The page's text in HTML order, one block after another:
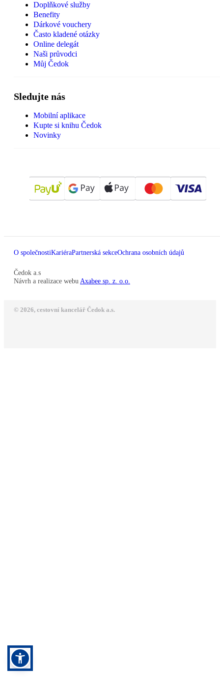
Doplňkové služby
Benefity
Dárkové vouchery
Často kladené otázky
Online delegát
Naši průvodci
Můj Čedok
Sledujte nás
Mobilní aplikace
Kupte si knihu Čedok
Novinky
O společnostiKariéraPartnerská sekceOchrana osobních údajů
Čedok a.s
Návrh a realizace webu Axabee sp. z. o.o.
© 2026, cestovní kancelář Čedok a.s.